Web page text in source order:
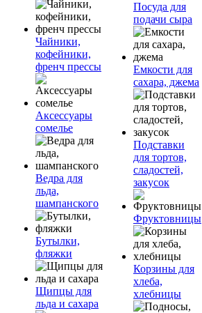
Чайники,
кофейники,
френч прессы
Аксессуары
сомелье
Ведра для
льда,
шампанского
Бутылки,
фляжки
Щипцы для
льда и сахара
Посуда для
подачи сыра
Емкости для
сахара, джема
Подставки
для тортов,
сладостей,
закусок
Фруктовницы
Корзины для
хлеба,
хлебницы